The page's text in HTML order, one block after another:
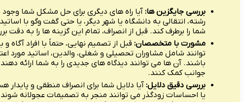
بررسی جایگزین ها: آیا راه های دیگری برای حل مشکل شما
رشته، انتقالی به دانشگاه یا شهر دیگر، یا حتی گفت وگو با
شما را برطرف کند. قبل از انصراف، تمام این گزینه ها را به دقت
مشورت با متخصصان: قبل از تصمیم نهایی، حتماً با افراد آگاه
توانند شامل مشاوران تحصیلی و شغلی، والدین، اساتید مورد
باشند. آن ها می توانند دیدگاه های جدیدی را به شما ارائه
جوانب کمک کنند.
بررسی دقیق دلایل:آیا دلایل شما برای انصراف منطقی و
یا احساسات زودگذر می توانند منجر به تصمیمات عجولانه